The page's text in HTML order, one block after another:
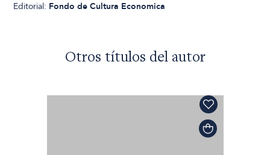
Editorial: Fondo de Cultura Economica
Otros títulos del autor